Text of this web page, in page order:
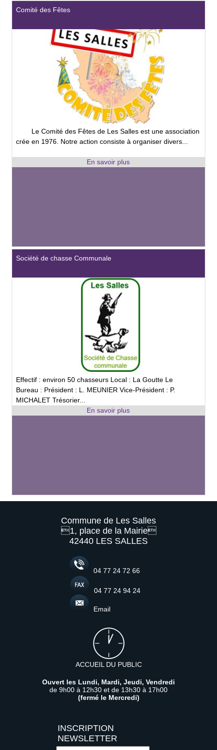
Comité des Fêtes
Le Comité des Fêtes de Les Salles est une association
crée en 1976. Notre action consiste à organiser divers...
Société de chasse Communale
Effectif : environ 50 chasseurs Local : La Goutte Le
Bureau : Président : L. MEUNIER Vice-Président : P.
MICHALET Trésorier...
Commune de Les Salles
1, place de la Mairie
42440 LES SALLES
04 77 24 72 66
04 77 24 94 24
Email
ACCUEIL DU PUBLIC
Ouvert les Lundi, Mardi, Jeudi, Vendredi
de 9h00 à 12h30 et de 13h30 à 17h00
(fermé le Mercredi)